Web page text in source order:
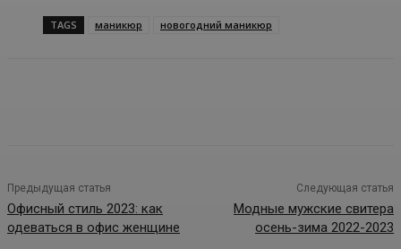
TAGS маникюр новогодний маникюр
Предыдущая статья
Офисный стиль 2023: как
одеваться в офис женщине
Следующая статья
Модные мужские свитера
осень-зима 2022-2023